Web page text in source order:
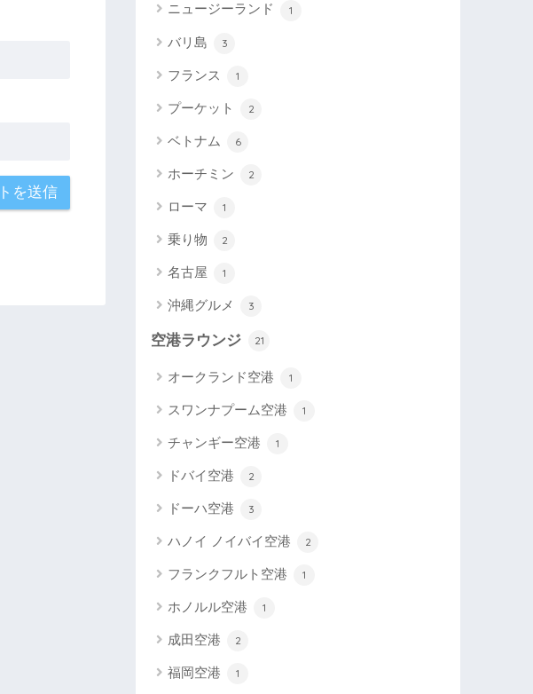
ニュージーランド 1
バリ島 3
フランス 1
プーケット 2
ベトナム 6
ホーチミン 2
ローマ 1
乗り物 2
名古屋 1
沖縄グルメ 3
空港ラウンジ 21
オークランド空港 1
スワンナプーム空港 1
チャンギー空港 1
ドバイ空港 2
ドーハ空港 3
ハノイ ノイバイ空港 2
フランクフルト空港 1
ホノルル空港 1
成田空港 2
福岡空港 1